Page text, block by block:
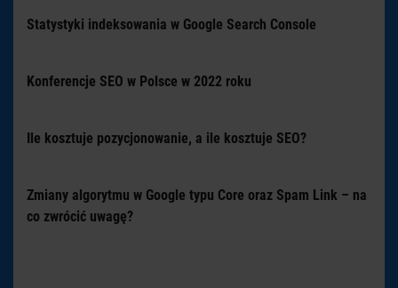
Statystyki indeksowania w Google Search Console
Konferencje SEO w Polsce w 2022 roku
Ile kosztuje pozycjonowanie, a ile kosztuje SEO?
Zmiany algorytmu w Google typu Core oraz Spam Link – na
co zwrócić uwagę?